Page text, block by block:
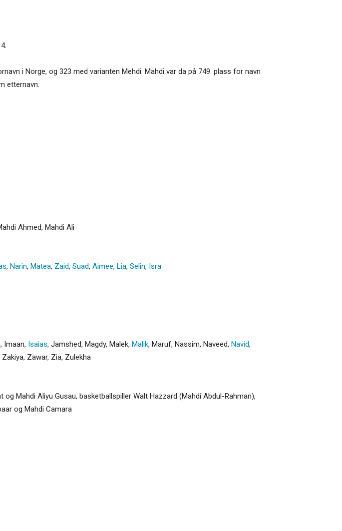
i Norge, og 323 med varianten Mehdi. Mahdi var da på 749. plass for navn
etternavn.
Ahmed, Mahdi Ali
, Narin, Matea, Zaid, Suad, Aimee, Lia, Selin, Isra
, Imaan, Isaias, Jamshed, Magdy, Malek, Malik, Maruf, Nassim, Naveed, Navid,
Zakiya, Zawar, Zia, Zulekha
Mahdi Aliyu Gusau, basketballspiller Walt Hazzard (Mahdi Abdul-Rahman),
og Mahdi Camara